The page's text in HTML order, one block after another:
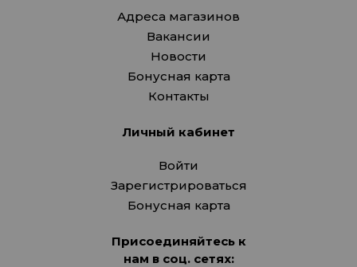
Адреса магазинов
Вакансии
Новости
Бонусная карта
Контакты
Личный кабинет
Войти
Зарегистрироваться
Бонусная карта
Присоединяйтесь к
нам в соц. сетях: